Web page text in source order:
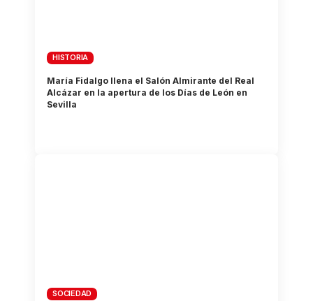
HISTORIA
María Fidalgo llena el Salón Almirante del Real
Alcázar en la apertura de los Días de León en
Sevilla
SOCIEDAD